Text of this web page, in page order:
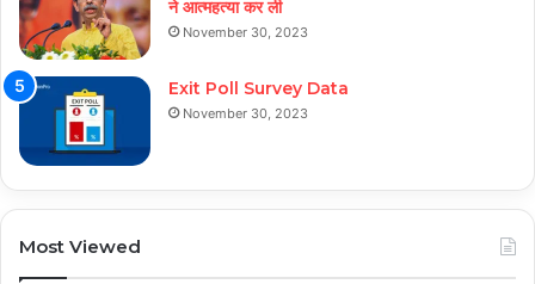
ने आत्महत्या कर ली
November 30, 2023
Exit Poll Survey Data
November 30, 2023
Most Viewed